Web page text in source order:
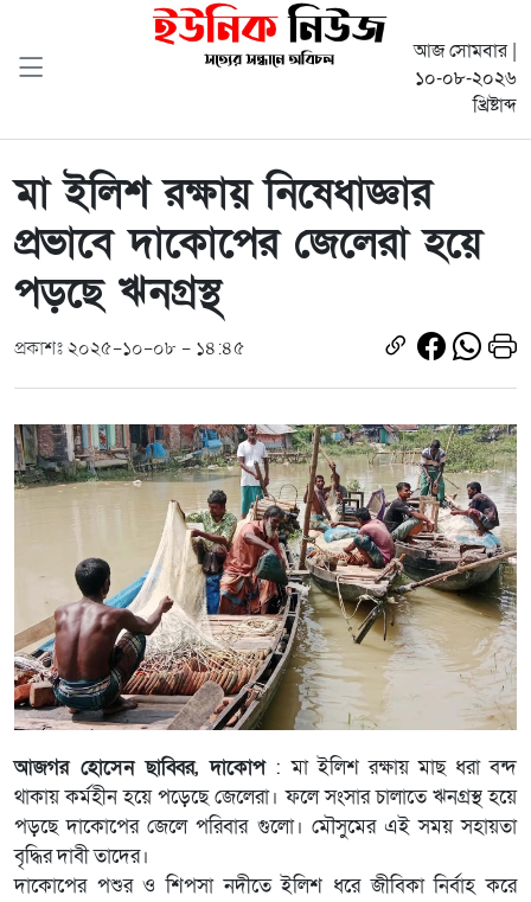
আজ সোমবার |
১০-০৮-২০২৬
খ্রিষ্টাব্দ
মা ইলিশ রক্ষায় নিষেধাজ্ঞার
প্রভাবে দাকোপের জেলেরা হয়ে
পড়ছে ঋনগ্রস্থ
প্রকাশঃ ২০২৫-১০-০৮ - ১৪:৪৫
আজগর হোসেন ছাব্বির, দাকোপ: মা ইলিশ রক্ষায় মাছ ধরা বন্দ
থাকায় কর্মহীন হয়ে পড়েছে জেলেরা। ফলে সংসার চালাতে ঋনগ্রস্থ হয়ে
পড়ছে দাকোপের জেলে পরিবার গুলো। মৌসুমের এই সময় সহায়তা
বৃদ্ধির দাবী তাদের।
দাকোপের পশুর ও শিপসা নদীতে ইলিশ ধরে জীবিকা নির্বাহ করে